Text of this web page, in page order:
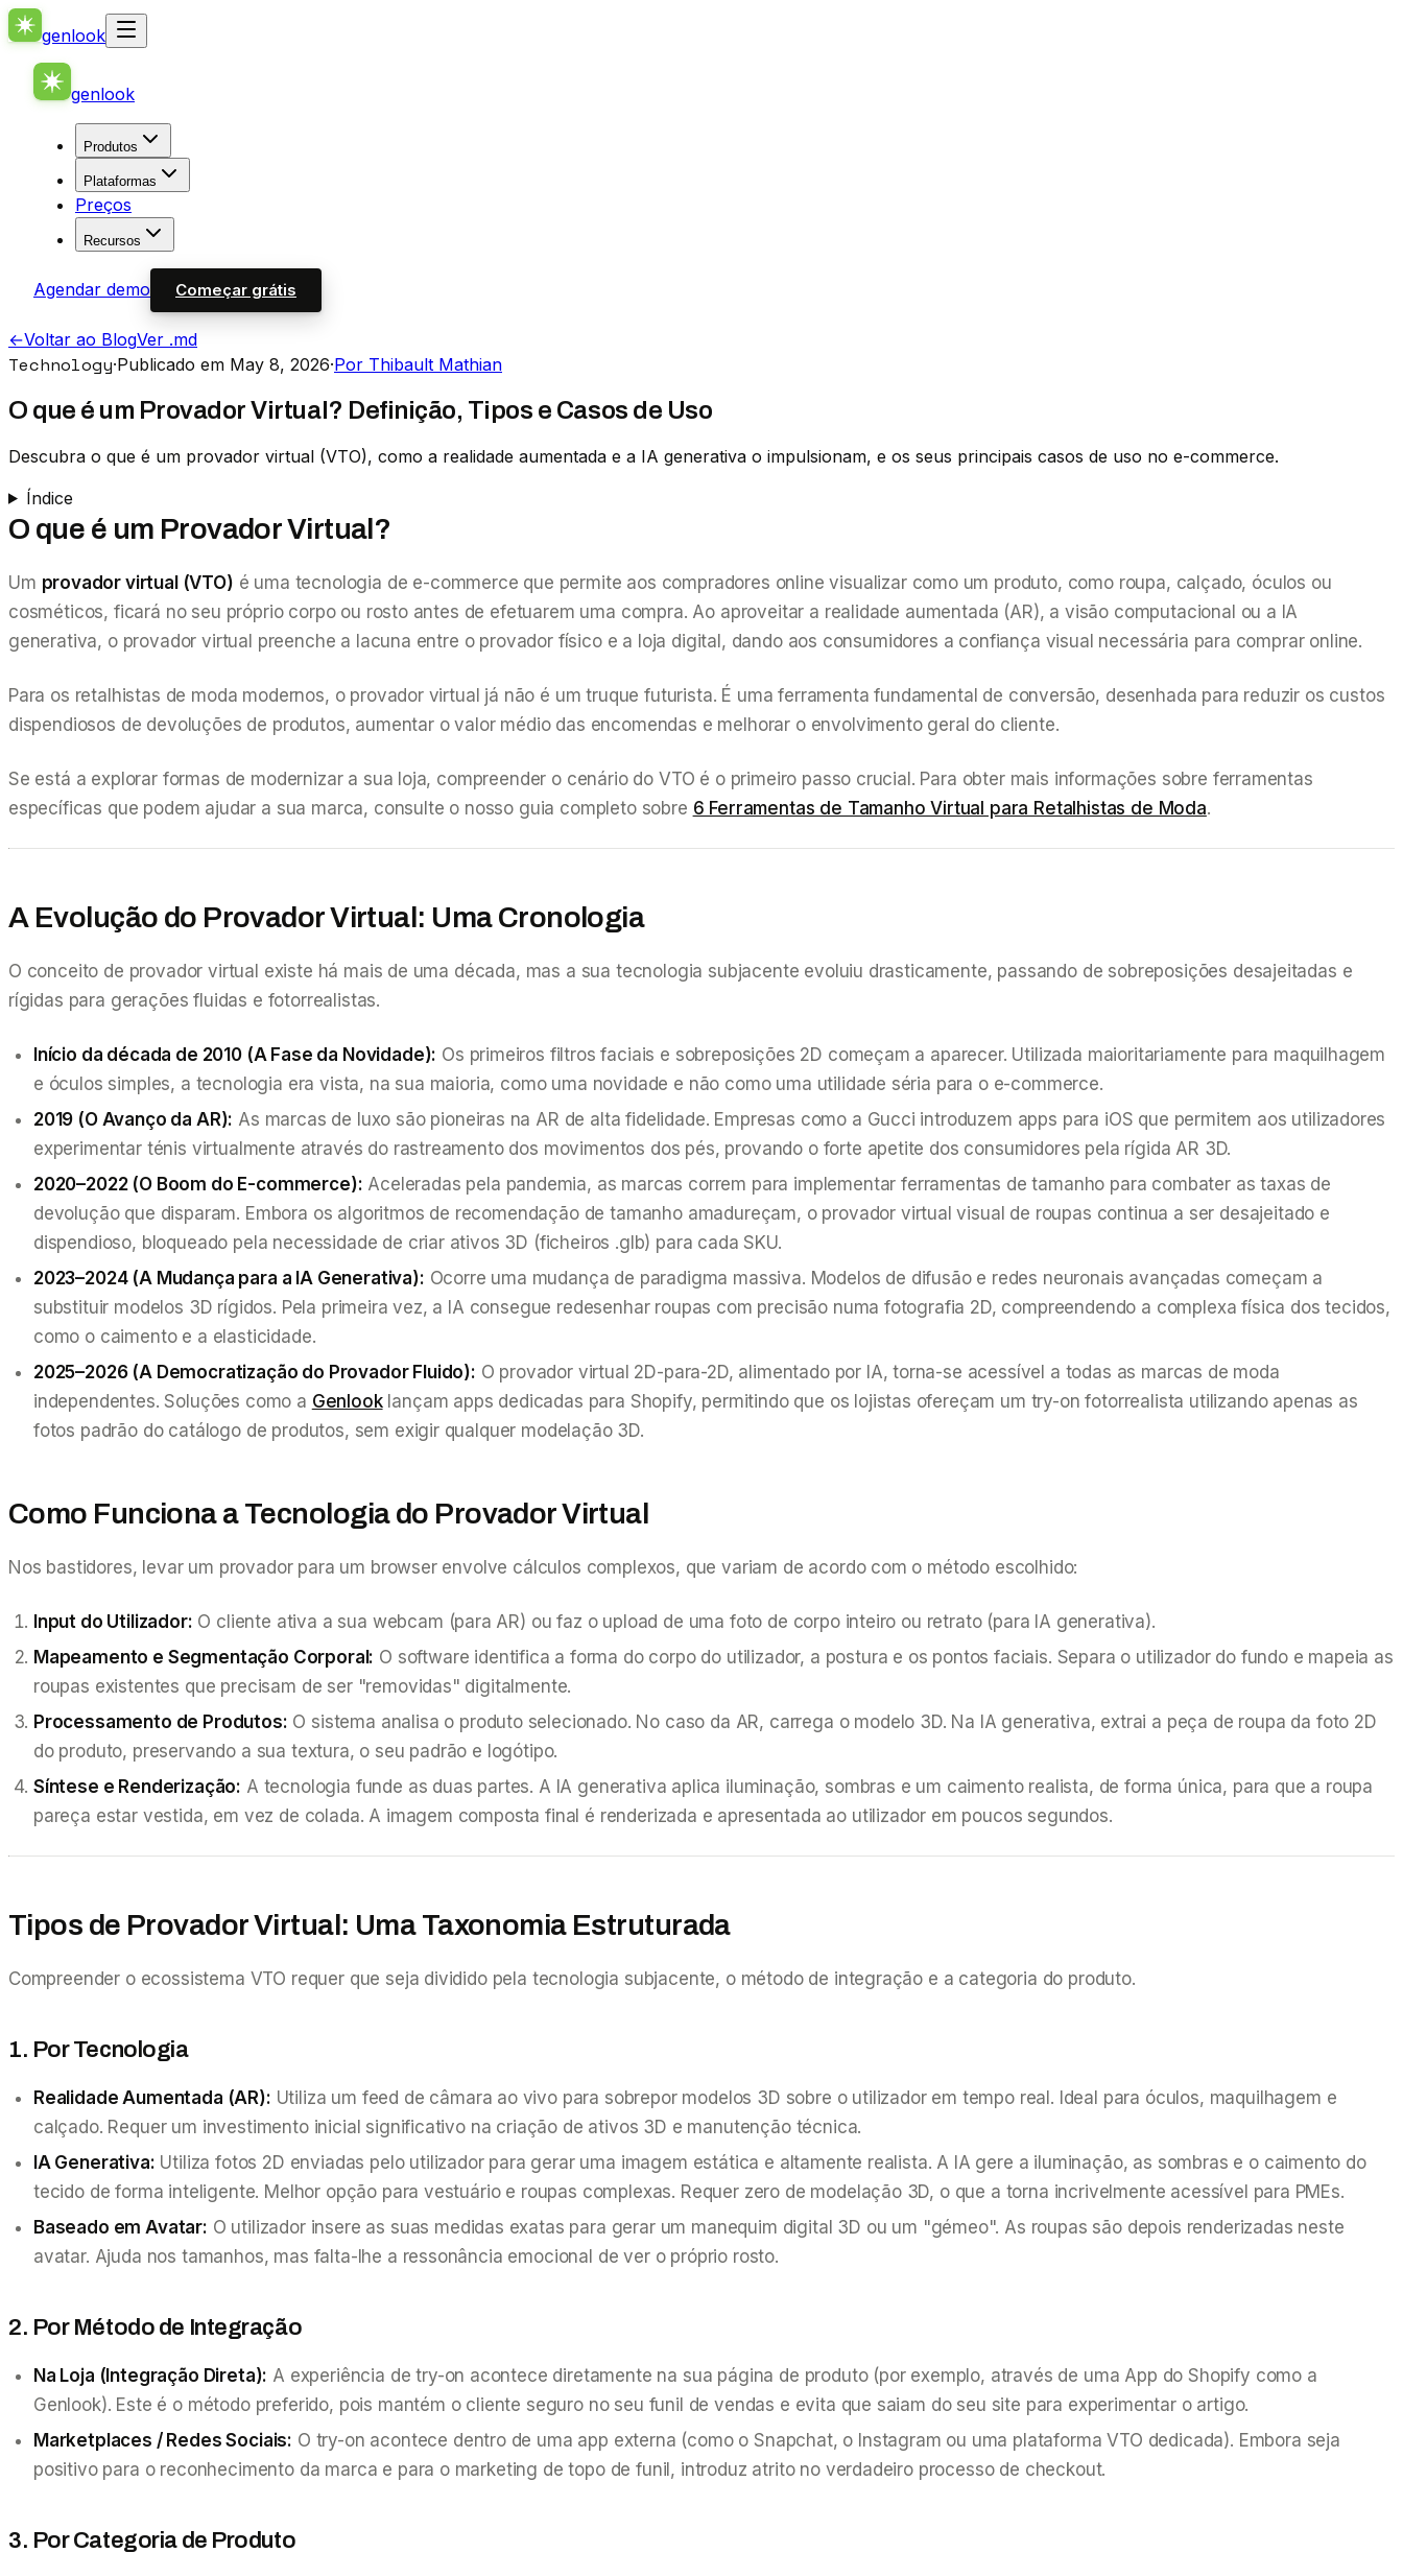
genlook
genlook
Produtos
Plataformas
Preços
Recursos
Agendar demo Começar grátis
←Voltar ao BlogVer .md
Technology·Publicado em May 8, 2026·Por Thibault Mathian
O que é um Provador Virtual? Definição, Tipos e Casos de Uso
Descubra o que é um provador virtual (VTO), como a realidade aumentada e a IA generativa o impulsionam, e os seus principais casos de uso no e-commerce.
Índice
O que é um Provador Virtual?
Um provador virtual (VTO) é uma tecnologia de e-commerce que permite aos compradores online visualizar como um produto, como roupa, calçado, óculos ou
cosméticos, ficará no seu próprio corpo ou rosto antes de efetuarem uma compra. Ao aproveitar a realidade aumentada (AR), a visão computacional ou a IA
generativa, o provador virtual preenche a lacuna entre o provador físico e a loja digital, dando aos consumidores a confiança visual necessária para comprar online.
Para os retalhistas de moda modernos, o provador virtual já não é um truque futurista. É uma ferramenta fundamental de conversão, desenhada para reduzir os custos
dispendiosos de devoluções de produtos, aumentar o valor médio das encomendas e melhorar o envolvimento geral do cliente.
Se está a explorar formas de modernizar a sua loja, compreender o cenário do VTO é o primeiro passo crucial. Para obter mais informações sobre ferramentas
específicas que podem ajudar a sua marca, consulte o nosso guia completo sobre 6 Ferramentas de Tamanho Virtual para Retalhistas de Moda.
A Evolução do Provador Virtual: Uma Cronologia
O conceito de provador virtual existe há mais de uma década, mas a sua tecnologia subjacente evoluiu drasticamente, passando de sobreposições desajeitadas e
rígidas para gerações fluidas e fotorrealistas.
Início da década de 2010 (A Fase da Novidade): Os primeiros filtros faciais e sobreposições 2D começam a aparecer. Utilizada maioritariamente para maquilhagem
e óculos simples, a tecnologia era vista, na sua maioria, como uma novidade e não como uma utilidade séria para o e-commerce.
2019 (O Avanço da AR): As marcas de luxo são pioneiras na AR de alta fidelidade. Empresas como a Gucci introduzem apps para iOS que permitem aos utilizadores
experimentar ténis virtualmente através do rastreamento dos movimentos dos pés, provando o forte apetite dos consumidores pela rígida AR 3D.
2020–2022 (O Boom do E-commerce): Aceleradas pela pandemia, as marcas correm para implementar ferramentas de tamanho para combater as taxas de
devolução que disparam. Embora os algoritmos de recomendação de tamanho amadureçam, o provador virtual visual de roupas continua a ser desajeitado e
dispendioso, bloqueado pela necessidade de criar ativos 3D (ficheiros .glb) para cada SKU.
2023–2024 (A Mudança para a IA Generativa): Ocorre uma mudança de paradigma massiva. Modelos de difusão e redes neuronais avançadas começam a
substituir modelos 3D rígidos. Pela primeira vez, a IA consegue redesenhar roupas com precisão numa fotografia 2D, compreendendo a complexa física dos tecidos,
como o caimento e a elasticidade.
2025–2026 (A Democratização do Provador Fluido): O provador virtual 2D-para-2D, alimentado por IA, torna-se acessível a todas as marcas de moda
independentes. Soluções como a Genlooklançam apps dedicadas para Shopify, permitindo que os lojistas ofereçam um try-on fotorrealista utilizando apenas as
fotos padrão do catálogo de produtos, sem exigir qualquer modelação 3D.
Como Funciona a Tecnologia do Provador Virtual
Nos bastidores, levar um provador para um browser envolve cálculos complexos, que variam de acordo com o método escolhido:
Input do Utilizador: O cliente ativa a sua webcam (para AR) ou faz o upload de uma foto de corpo inteiro ou retrato (para IA generativa).
Mapeamento e Segmentação Corporal: O software identifica a forma do corpo do utilizador, a postura e os pontos faciais. Separa o utilizador do fundo e mapeia as
roupas existentes que precisam de ser "removidas" digitalmente.
Processamento de Produtos: O sistema analisa o produto selecionado. No caso da AR, carrega o modelo 3D. Na IA generativa, extrai a peça de roupa da foto 2D
do produto, preservando a sua textura, o seu padrão e logótipo.
Síntese e Renderização: A tecnologia funde as duas partes. A IA generativa aplica iluminação, sombras e um caimento realista, de forma única, para que a roupa
pareça estar vestida, em vez de colada. A imagem composta final é renderizada e apresentada ao utilizador em poucos segundos.
Tipos de Provador Virtual: Uma Taxonomia Estruturada
Compreender o ecossistema VTO requer que seja dividido pela tecnologia subjacente, o método de integração e a categoria do produto.
1. Por Tecnologia
Realidade Aumentada (AR): Utiliza um feed de câmara ao vivo para sobrepor modelos 3D sobre o utilizador em tempo real. Ideal para óculos, maquilhagem e
calçado. Requer um investimento inicial significativo na criação de ativos 3D e manutenção técnica.
IA Generativa: Utiliza fotos 2D enviadas pelo utilizador para gerar uma imagem estática e altamente realista. A IA gere a iluminação, as sombras e o caimento do
tecido de forma inteligente. Melhor opção para vestuário e roupas complexas. Requer zero de modelação 3D, o que a torna incrivelmente acessível para PMEs.
Baseado em Avatar: O utilizador insere as suas medidas exatas para gerar um manequim digital 3D ou um "gémeo". As roupas são depois renderizadas neste
avatar. Ajuda nos tamanhos, mas falta-lhe a ressonância emocional de ver o próprio rosto.
2. Por Método de Integração
Na Loja (Integração Direta): A experiência de try-on acontece diretamente na sua página de produto (por exemplo, através de uma App do Shopify como a
Genlook). Este é o método preferido, pois mantém o cliente seguro no seu funil de vendas e evita que saiam do seu site para experimentar o artigo.
Marketplaces / Redes Sociais: O try-on acontece dentro de uma app externa (como o Snapchat, o Instagram ou uma plataforma VTO dedicada). Embora seja
positivo para o reconhecimento da marca e para o marketing de topo de funil, introduz atrito no verdadeiro processo de checkout.
3. Por Categoria de Produto